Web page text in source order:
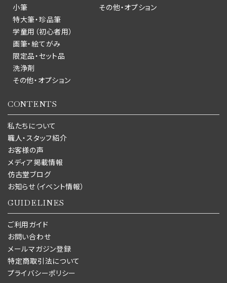
小筆
特大筆・珍品筆
学童用（初心者用）
画筆・絵てがみ
限定品・セット品
洗浄剤
その他・オプション
その他・オプション
CONTENTS
私たちについて
職人・スタッフ紹介
お客様の声
メディア掲載情報
仿古堂ブログ
お知らせ（イベント情報）
GUIDELINES
ご利用ガイド
お問い合わせ
メールマガジン登録
特定商取引法について
プライバシーポリシー